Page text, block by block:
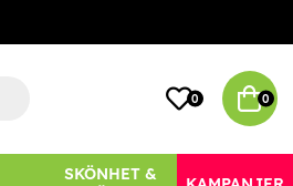
0 0
SKÖNHET &